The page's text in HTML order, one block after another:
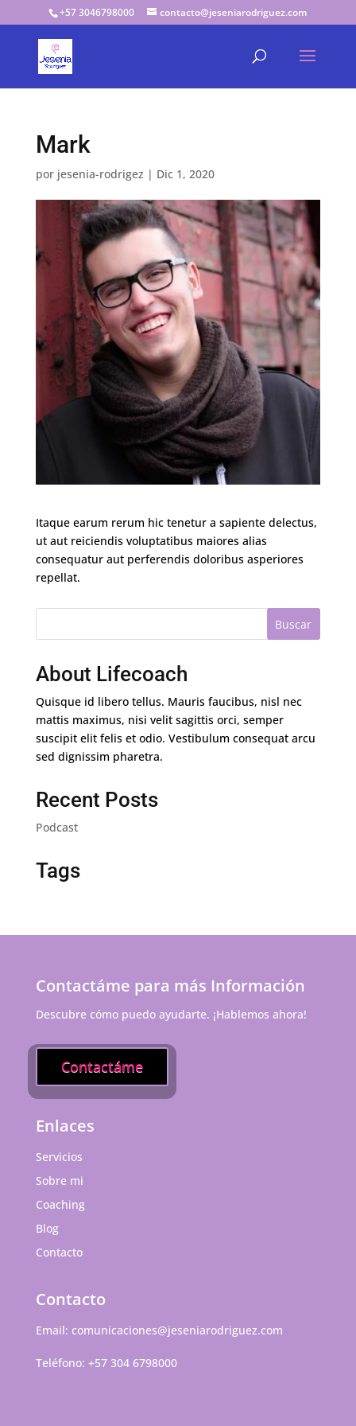
+57 3046798000 contacto@jeseniarodriguez.com
Mark
por jesenia-rodrigez | Dic 1, 2020
Itaque earum rerum hic tenetur a sapiente delectus,
ut aut reiciendis voluptatibus maiores alias
consequatur aut perferendis doloribus asperiores
repellat.
Buscar
About Lifecoach
Quisque id libero tellus. Mauris faucibus, nisl nec
mattis maximus, nisi velit sagittis orci, semper
suscipit elit felis et odio. Vestibulum consequat arcu
sed dignissim pharetra.
Recent Posts
Podcast
Tags
Contactáme para más Información
Descubre cómo puedo ayudarte. ¡Hablemos ahora!
Contactáme
Enlaces
Servicios
Sobre mi
Coaching
Blog
Contacto
Contacto
Email: comunicaciones@jeseniarodriguez.com
Teléfono: +57 304 6798000